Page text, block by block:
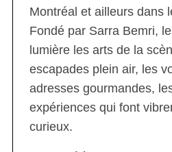
Montréal et ailleurs dans
Fondé par Sarra Bemri,
lumière les arts de la
escapades plein air, les
adresses gourmandes,
expériences qui font
curieux.